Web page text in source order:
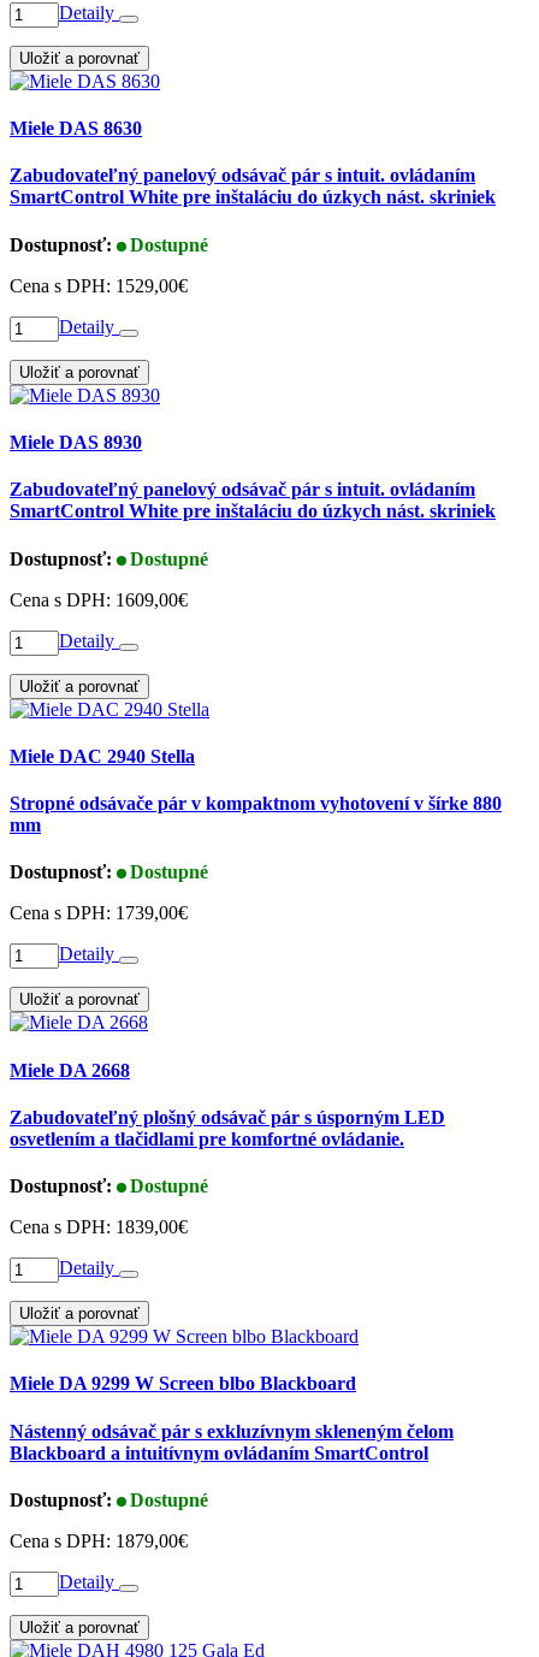
Detaily
Uložiť a porovnať
Miele DAS 8630
Zabudovateľný panelový odsávač pár s intuit. ovládaním
SmartControl White pre inštaláciu do úzkych nást. skriniek
Dostupnosť:
Dostupné
Cena s DPH: 1529,00€
Detaily
Uložiť a porovnať
Miele DAS 8930
Zabudovateľný panelový odsávač pár s intuit. ovládaním
SmartControl White pre inštaláciu do úzkych nást. skriniek
Dostupnosť:
Dostupné
Cena s DPH: 1609,00€
Detaily
Uložiť a porovnať
Miele DAC 2940 Stella
Stropné odsávače pár v kompaktnom vyhotovení v šírke 880
mm
Dostupnosť:
Dostupné
Cena s DPH: 1739,00€
Detaily
Uložiť a porovnať
Miele DA 2668
Zabudovateľný plošný odsávač pár s úsporným LED
osvetlením a tlačidlami pre komfortné ovládanie.
Dostupnosť:
Dostupné
Cena s DPH: 1839,00€
Detaily
Uložiť a porovnať
Miele DA 9299 W Screen blbo Blackboard
Nástenný odsávač pár s exkluzívnym skleneným čelom
Blackboard a intuitívnym ovládaním SmartControl
Dostupnosť:
Dostupné
Cena s DPH: 1879,00€
Detaily
Uložiť a porovnať